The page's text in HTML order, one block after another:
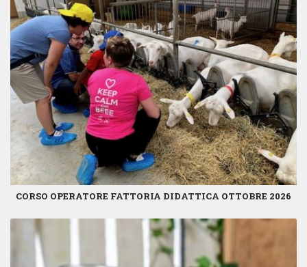
CORSO OPERATORE FATTORIA DIDATTICA OTTOBRE 2026